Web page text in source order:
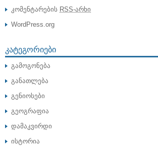
კომენტარების RSS-არხი
WordPress.org
ᲙᲐᲢᲔᲒᲝᲠᲘᲔᲑᲘ
გამოგონება
განათლება
გენიოსები
გეოგრაფია
დამაკვირდი
ისტორია